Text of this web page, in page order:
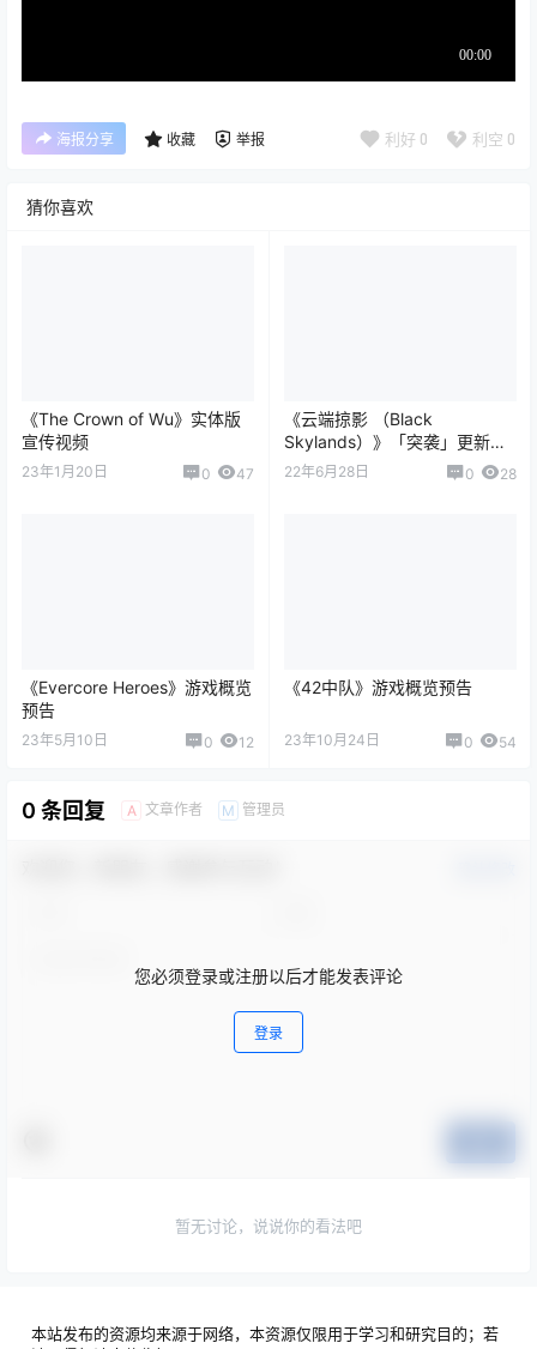
海报分享 收藏 举报 利好 0 利空 0
猜你喜欢
《The Crown of Wu》实体版
宣传视频
23年1月20日 0 47
《云端掠影 （Black
Skylands）》「突袭」更新宣
传视频
22年6月28日 0 28
《Evercore Heroes》游戏概览
预告
23年5月10日 0 12
《42中队》游戏概览预告
23年10月24日 0 54
0 条回复 A 文章作者 M 管理员
您必须登录或注册以后才能发表评论
登录
暂无讨论，说说你的看法吧
本站发布的资源均来源于网络，本资源仅限用于学习和研究目的；若